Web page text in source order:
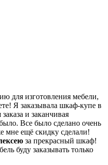
для изготовления мебели,
Я заказывала шкаф-купе в
и заканчивая
Все было сделано очень
мне ещё скидку сделали!
за прекрасный шкаф!
буду заказывать только